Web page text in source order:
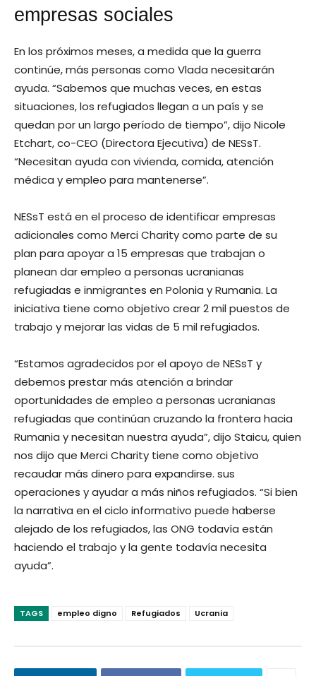
empresas sociales
En los próximos meses, a medida que la guerra
continúe, más personas como Vlada necesitarán
ayuda. “Sabemos que muchas veces, en estas
situaciones, los refugiados llegan a un país y se
quedan por un largo período de tiempo”, dijo Nicole
Etchart, co-CEO (Directora Ejecutiva) de NESsT.
“Necesitan ayuda con vivienda, comida, atención
médica y empleo para mantenerse”.
NESsT está en el proceso de identificar empresas
adicionales como Merci Charity como parte de su
plan para apoyar a 15 empresas que trabajan o
planean dar empleo a personas ucranianas
refugiadas e inmigrantes en Polonia y Rumania. La
iniciativa tiene como objetivo crear 2 mil puestos de
trabajo y mejorar las vidas de 5 mil refugiados.
“Estamos agradecidos por el apoyo de NESsT y
debemos prestar más atención a brindar
oportunidades de empleo a personas ucranianas
refugiadas que continúan cruzando la frontera hacia
Rumania y necesitan nuestra ayuda”, dijo Staicu, quien
nos dijo que Merci Charity tiene como objetivo
recaudar más dinero para expandirse. sus
operaciones y ayudar a más niños refugiados. “Si bien
la narrativa en el ciclo informativo puede haberse
alejado de los refugiados, las ONG todavía están
haciendo el trabajo y la gente todavía necesita
ayuda”.
TAGS empleo digno Refugiados Ucrania